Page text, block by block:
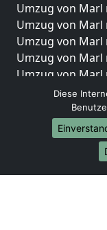
Umzug von Marl
Umzug von
Umzug von
Umzug von Marl
Umzug von Marl
Umzug von
Umzug von
Umzug von
Umzug von Marl
Diese